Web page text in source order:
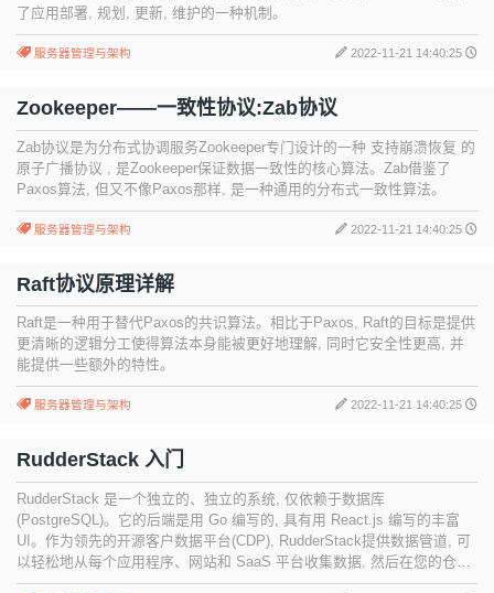
了应用部署, 规划, 更新, 维护的一种机制。
服务器管理与架构 2022-11-21 14:40:25
Zookeeper——一致性协议:Zab协议
Zab协议是为分布式协调服务Zookeeper专门设计的一种 支持崩溃恢复 的
原子广播协议 , 是Zookeeper保证数据一致性的核心算法。Zab借鉴了
Paxos算法, 但又不像Paxos那样, 是一种通用的分布式一致性算法。
服务器管理与架构 2022-11-21 14:40:25
Raft协议原理详解
Raft是一种用于替代Paxos的共识算法。相比于Paxos, Raft的目标是提供
更清晰的逻辑分工使得算法本身能被更好地理解, 同时它安全性更高, 并
能提供一些额外的特性。
服务器管理与架构 2022-11-21 14:40:25
RudderStack 入门
RudderStack 是一个独立的、独立的系统, 仅依赖于数据库
(PostgreSQL)。它的后端是用 Go 编写的, 具有用 React.js 编写的丰富
UI。作为领先的开源客户数据平台(CDP), RudderStack提供数据管道, 可
以轻松地从每个应用程序、网站和 SaaS 平台收集数据, 然后在您的仓库
和业务工具中激活它。